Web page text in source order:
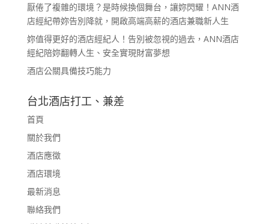
厭倦了複雜的環境？是時候換個舞台，讓妳閃耀！ANN酒
店經紀帶妳告別降就，開啟高端高薪的酒店兼職新人生
妳值得更好的酒店經紀人！告別被忽視的過去，ANN酒店
經紀陪妳翻轉人生、安全實現財富夢想
酒店公關具備技巧能力
台北酒店打工、兼差
首頁
關於我們
酒店應徵
酒店環境
最新消息
聯絡我們